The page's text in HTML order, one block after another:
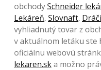
obchodySchneider
Lekáreň, Slovnaft,
vyhliadnutý tovar z
v aktuálnom letáku ste
oficiálnu webovú
lekaren.ska možno